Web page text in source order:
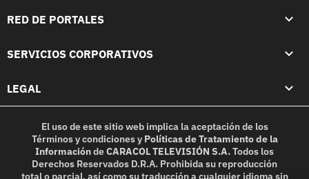
RED DE PORTALES
SERVICIOS CORPORATIVOS
LEGAL
El uso de este sitio web implica la aceptación de los
Términos y condicionesy Políticas de Tratamiento de la
InformacióndeCARACOL TELEVISIÓN S.A.Todos los
Derechos Reservados D.R.A. Prohibida su reproducción
total o parcial, así como su traducción a cualquier idioma sin